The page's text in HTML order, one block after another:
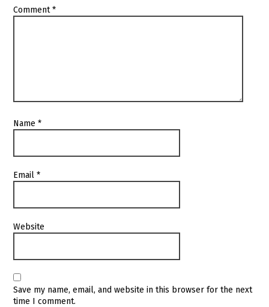
Comment*
Name*
Email*
Website
Save my name, email, and website in this browser for the next
time I comment.